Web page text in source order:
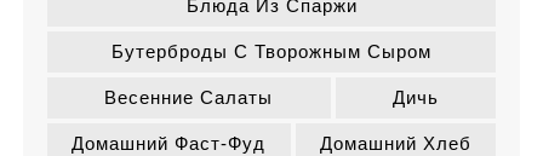
Блюда Из Спаржи
Бутерброды С Творожным Сыром
Весенние Салаты Дичь
Домашний Фаст-Фуд Домашний Хлеб